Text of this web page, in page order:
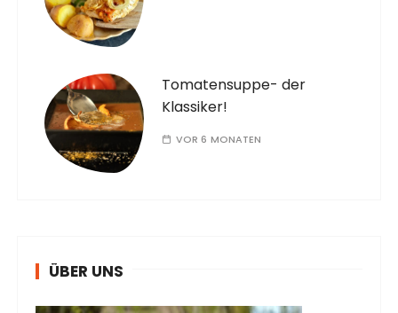
Tomatensuppe- der
Klassiker!
VOR 6 MONATEN
ÜBER UNS